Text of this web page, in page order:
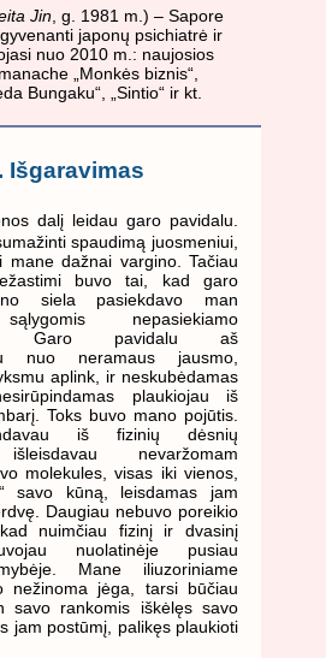
Jin , g. 1981 m.) – Sapore
japonų psichiatrė ir
nuo 2010 m.: naujosios
„Monkės biznis“,
Bungaku“, „Sintio“ ir kt.
Išgaravimas
dalį leidau garo pavidalu.
spaudimą juosmeniui,
mane dažnai vargino. Tačiau
buvo tai, kad garo
siela pasiekdavo man
nepasiekiamo
Garo pavidalu aš
nuo neramaus jausmo,
aplink, ir neskubėdamas
plaukiojau iš
Toks buvo mano pojūtis.
iš fizinių dėsnių
nevaržomam
molekules, visas iki vienos,
savo kūną, leisdamas jam
Daugiau nebuvo poreikio
nuimčiau fizinį ir dvasinį
nuolatinėje pusiau
Mane iliuzoriniame
nežinoma jėga, tarsi būčiau
savo rankomis iškėlęs savo
jam postūmį, palikęs plaukioti